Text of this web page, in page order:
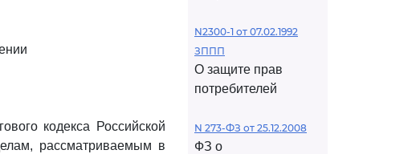
кодекса Российской
рассматриваемым в
N2300-1 от 07.02.1992
ЗППП
О защите прав
потребителей
N 273-ФЗ от 25.12.2008
ФЗ о